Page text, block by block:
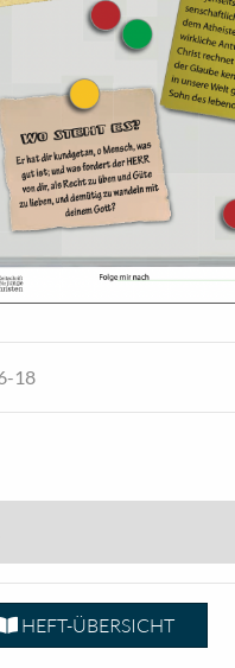
18
HEFT-ÜBERSICHT